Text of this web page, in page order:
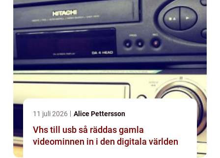
11 juli 2026 Alice Pettersson
Vhs till usb så räddas gamla
videominnen in i den digitala världen